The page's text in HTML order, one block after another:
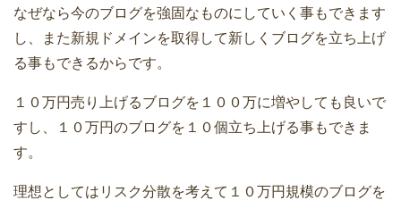
なぜなら今のブログを強固なものにしていく事もできます
し、また新規ドメインを取得して新しくブログを立ち上げ
る事もできるからです。
１０万円売り上げるブログを１００万に増やしても良いで
すし、１０万円のブログを１０個立ち上げる事もできま
す。
理想としてはリスク分散を考えて１０万円規模のブログを